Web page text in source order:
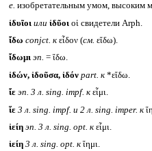
е. изобретательным умом, высоким
ἰδυῖοι или ἰδῦοι οἱ свидетели Arph.
ἴδω conjct. кεἶδον (см. εἴδω).
ἴδωμι эп. = ἴδω.
ἰδών, ἰδοῦσα, ἰδόν part. к*εἴδω.
ἴε эп. 3 л. sing. impf. кεἶμι.
ἵε 3 л. sing. impf. и 2 л. sing. imper. к
ἰείη эп. 3 л. sing. opt. кεἶμι.
ἱείη 3 л. sing. opt. кἵημι.